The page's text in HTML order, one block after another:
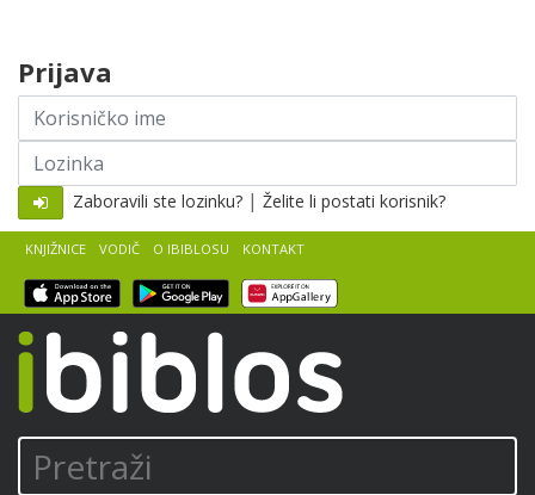
KNJIŽNICE VODIČ O IBIBLOSU KONTAKT
Prijava
Korisničko
ime
Lozinka
Zaboravili ste lozinku? | Želite li postati korisnik?